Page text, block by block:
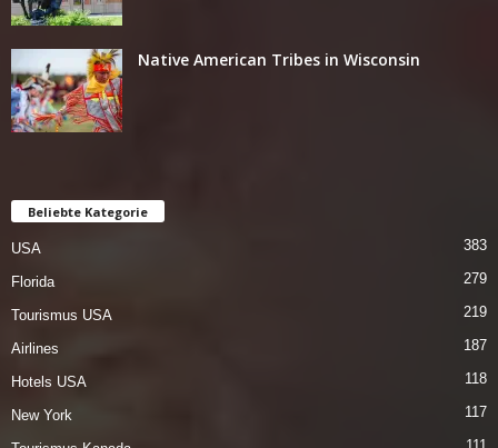
Native American Tribes in Wisconsin
Beliebte Kategorie
USA 383
Florida 279
Tourismus USA 219
Airlines 187
Hotels USA 118
New York 117